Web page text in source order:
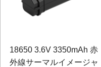
18650 3.6V 3350mAh 赤
外線サーマルイメージャ